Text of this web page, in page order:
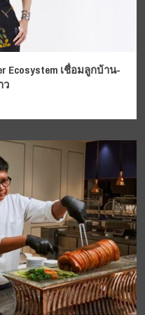
Ecosystem เชื่อมลูกบ้าน-
ว